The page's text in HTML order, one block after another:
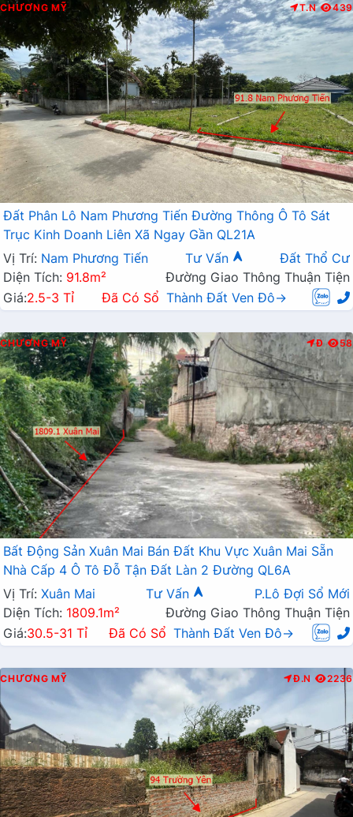
CHƯƠNG MỸ T.N 439
Đất Phân Lô Nam Phương Tiến Đường Thông Ô Tô Sát
Trục Kinh Doanh Liên Xã Ngay Gần QL21A
Vị Trí: Nam Phương Tiến Tư Vấn
Đất Thổ Cư
Diện Tích: 91.8m²
Đường Giao Thông Thuận Tiện
Giá:2.5-3 Tỉ Đã Có Sổ Thành Đất Ven Đô→
CHƯƠNG MỸ Đ 58
Bất Động Sản Xuân Mai Bán Đất Khu Vực Xuân Mai Sẵn
Nhà Cấp 4 Ô Tô Đỗ Tận Đất Làn 2 Đường QL6A
Vị Trí: Xuân Mai Tư Vấn
P.Lô Đợi Sổ Mới
Diện Tích: 1809.1m²
Đường Giao Thông Thuận Tiện
Giá:30.5-31 Tỉ Đã Có Sổ Thành Đất Ven Đô→
CHƯƠNG MỸ Đ.N 2236